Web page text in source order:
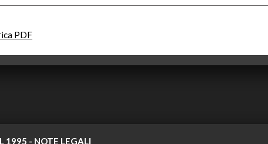
PDF
1995 - NOTE LEGALI